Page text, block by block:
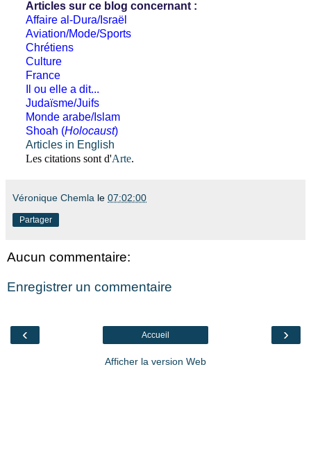
Articles sur ce blog concernant :
Affaire al-Dura/Israël
Aviation/Mode/Sports
Chrétiens
Culture
France
Il ou elle a dit...
Judaïsme/Juifs
Monde arabe/Islam
Shoah (Holocaust)
Articles in English
Les citations sont d'Arte.
Véronique Chemla le 07:02:00
Partager
Aucun commentaire:
Enregistrer un commentaire
‹ ›
Accueil
Afficher la version Web